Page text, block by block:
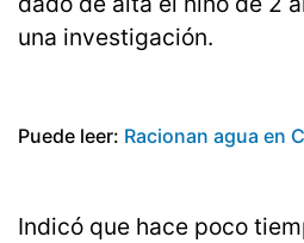
una investigación.
Puede leer: Racionan agua en
Indicó que hace poco